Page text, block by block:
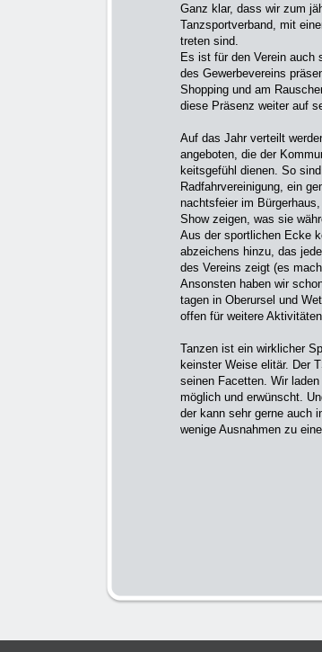
Ganz klar, dass wir zum
Tanzsportverband, mit
treten sind.
Es ist für den Verein auch
des Gewerbevereins
Shopping und am
diese Präsenz weiter auf
Auf das Jahr verteilt
angeboten, die der
keitsgefühl dienen. So
Radfahrvereinigung, ein
nachtsfeier im
Show zeigen, was sie
Aus der sportlichen Ecke
abzeichens hinzu, das
des Vereins zeigt (es
Ansonsten haben wir
tagen in Oberursel und
offen für weitere
Tanzen ist ein wirklicher
keinster Weise elitär. Der
seinen Facetten. Wir
möglich und erwünscht.
der kann sehr gerne auch
wenige Aus­nahmen zu